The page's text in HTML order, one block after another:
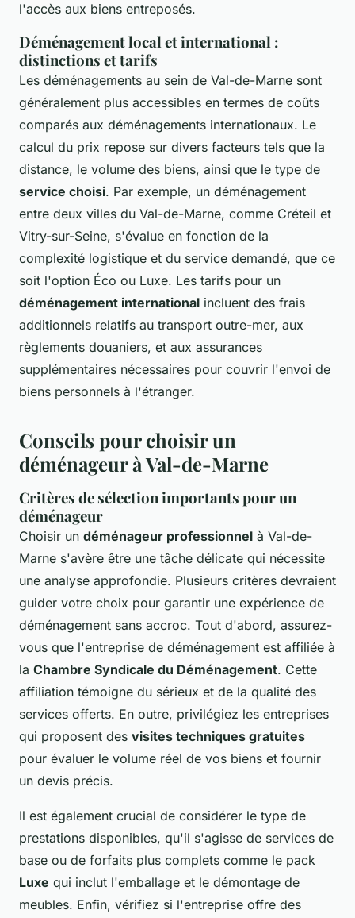
l'accès aux biens entreposés.
Déménagement local et international :
distinctions et tarifs
Les déménagements au sein de Val-de-Marne sont
généralement plus accessibles en termes de coûts
comparés aux déménagements internationaux. Le
calcul du prix repose sur divers facteurs tels que la
distance, le volume des biens, ainsi que le type de
service choisi. Par exemple, un déménagement
entre deux villes du Val-de-Marne, comme Créteil et
Vitry-sur-Seine, s'évalue en fonction de la
complexité logistique et du service demandé, que ce
soit l'option Éco ou Luxe. Les tarifs pour un
déménagement international incluent des frais
additionnels relatifs au transport outre-mer, aux
règlements douaniers, et aux assurances
supplémentaires nécessaires pour couvrir l'envoi de
biens personnels à l'étranger.
Conseils pour choisir un
déménageur à Val-de-Marne
Critères de sélection importants pour un
déménageur
Choisir un déménageur professionnel à Val-de-
Marne s'avère être une tâche délicate qui nécessite
une analyse approfondie. Plusieurs critères devraient
guider votre choix pour garantir une expérience de
déménagement sans accroc. Tout d'abord, assurez-
vous que l'entreprise de déménagement est affiliée à
la Chambre Syndicale du Déménagement. Cette
affiliation témoigne du sérieux et de la qualité des
services offerts. En outre, privilégiez les entreprises
qui proposent des visites techniques gratuites
pour évaluer le volume réel de vos biens et fournir
un devis précis.
Il est également crucial de considérer le type de
prestations disponibles, qu'il s'agisse de services de
base ou de forfaits plus complets comme le pack
Luxe qui inclut l'emballage et le démontage de
meubles. Enfin, vérifiez si l'entreprise offre des